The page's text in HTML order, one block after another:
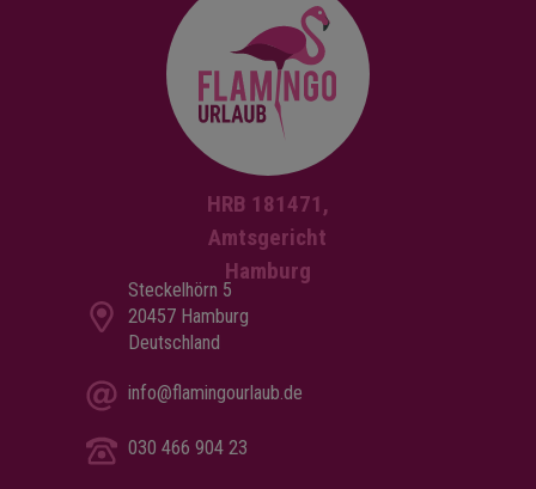
HRB 181471,
Amtsgericht
Hamburg
Steckelhörn 5
20457 Hamburg
Deutschland
info@flamingourlaub.de
030 466 904 23